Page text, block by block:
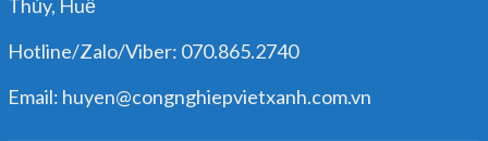
Thủy, Huế
Hotline/Zalo/Viber: 070.865.2740
Email: huyen@congnghiepvietxanh.com.vn